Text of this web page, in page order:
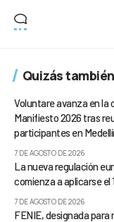
Quizás
Voluntare avanza en la
Manifiesto 2026 tras
participantes en
7 DE AGOSTO DE 2026
La nueva regulación
comienza a aplicarse el
7 DE AGOSTO DE 2026
FENIE, designada para